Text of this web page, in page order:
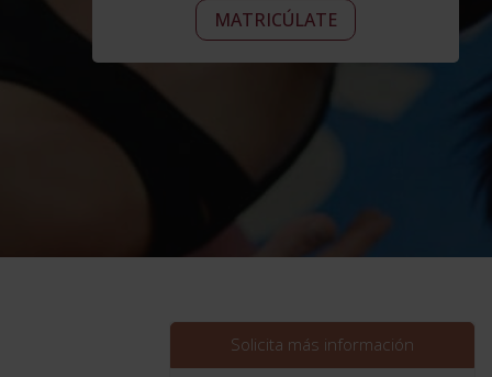
era:
2.976,00$.
Maestría
Internacional
en
Tratamiento
Deportivas
Maestría
Deportivo
MATRICÚLATE
Solicita más información